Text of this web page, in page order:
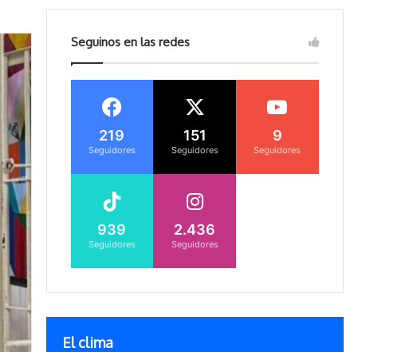
Seguinos en las redes
219
Seguidores
151
Seguidores
9
Seguidores
939
Seguidores
2.436
Seguidores
El clima